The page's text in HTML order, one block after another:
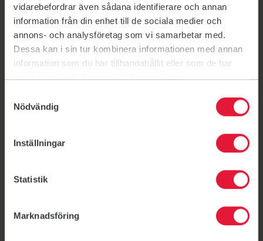
vidarebefordrar även sådana identifierare och annan
information från din enhet till de sociala medier och
annons- och analysföretag som vi samarbetar med.
Dessa kan i sin tur kombinera informationen med annan
information som du har tillhandahållit eller som de har
samlat in när du har använt deras tjänster.
Nödvändig
Inställningar
Statistik
Marknadsföring
Gratis parkträning hela
sommaren
Äntligen parkträning! I sommar bjuder vi på skön
9 juni 17:00 - 11 aug. 19:15